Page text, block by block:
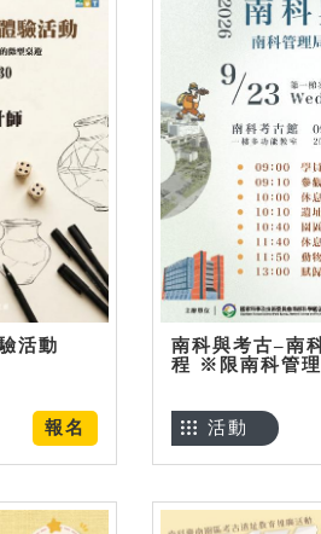
活動
報名
南科與考古–南
程 ※限南科管
活動